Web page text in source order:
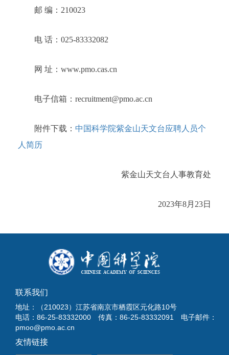
邮 编：210023
电 话：025-83332082
网 址：www.pmo.cas.cn
电子信箱：recruitment@pmo.ac.cn
附件下载： 中国科学院紫金山天文台应聘人员个
人简历
紫金山天文台人事教育处
2023年8月23日
联系我们
地址：（210023）江苏省南京市栖霞区元化路10号
电话：86-25-83332000 传真：86-25-83332091 电子邮件：
pmoo@pmo.ac.cn
友情链接